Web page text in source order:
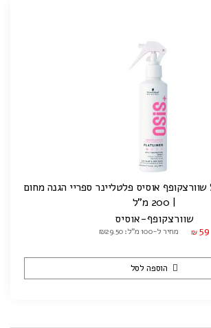
SCHWARZKOPF שוורצקופף אוסיס פלטליינר ספריי הגנה מחום
| 200 מ"ל
שוורצקופף-אוסיס
₪ 59 מחיר ל-100 מ"ל: ₪29.50
הוספה לסל